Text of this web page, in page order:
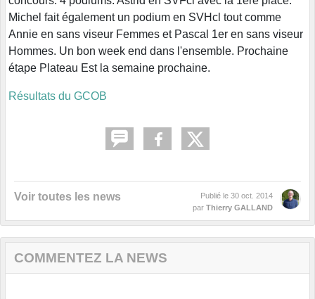
Michel fait également un podium en SVHcl tout comme
Annie en sans viseur Femmes et Pascal 1er en sans viseur
Hommes. Un bon week end dans l'ensemble. Prochaine
étape Plateau Est la semaine prochaine.
Résultats du GCOB
Voir toutes les news Publié le 30 oct. 2014
par Thierry GALLAND
COMMENTEZ LA NEWS